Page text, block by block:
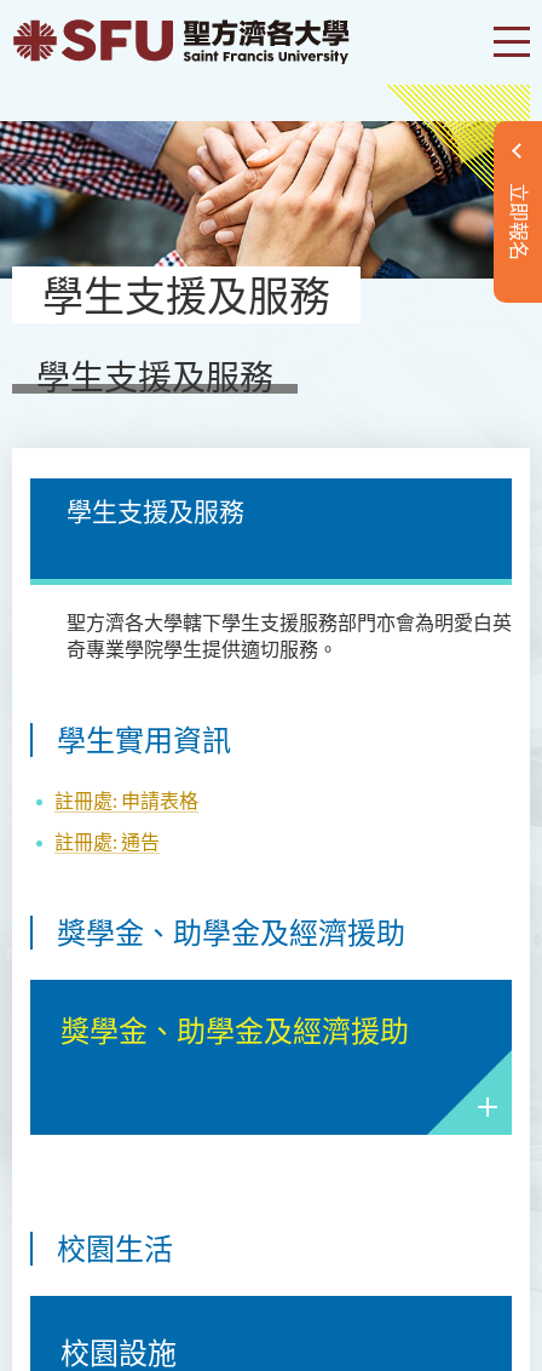
立即報名
學生支援及服務
學生支援及服務
學生支援及服務
聖方濟各大學轄下學生支援服務部門亦會為明愛白英
奇專業學院學生提供適切服務。
學生實用資訊
註冊處: 申請表格
註冊處: 通告
獎學金、助學金及經濟援助
獎學金、助學金及經濟援助
校園生活
校園設施